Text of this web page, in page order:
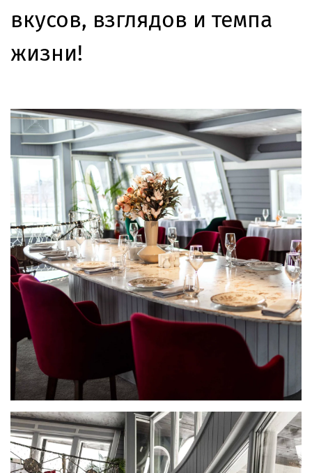
вкусов, взглядов и темпа
жизни!